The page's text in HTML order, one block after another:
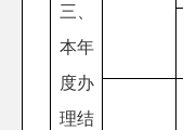
三、
本年
度办
理结